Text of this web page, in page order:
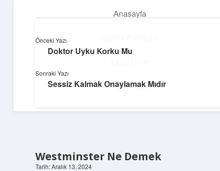
Anasayfa
Hakkımızda
Teknoloji ve İlham
Dijital dünyada keyifli bir macera!
Westminster Ne Demek
Tarih: Aralık 13, 2024
Önceki Yazı
Doktor Uyku Korku Mu
Sonraki Yazı
Sessiz Kalmak Onaylamak Mıdır